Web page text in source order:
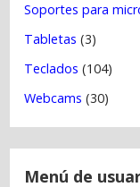
Soportes para
Tabletas (3)
Teclados (104)
Webcams (30)
Menú de